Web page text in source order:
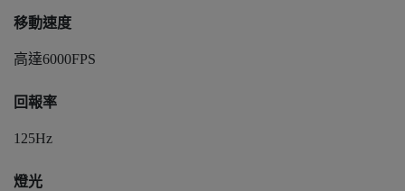
移動速度
高達6000FPS
回報率
125Hz
燈光